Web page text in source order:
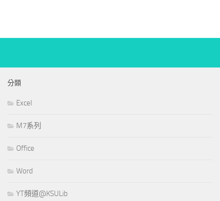
分類
Excel
M7系列
Office
Word
YT頻道@KSULib